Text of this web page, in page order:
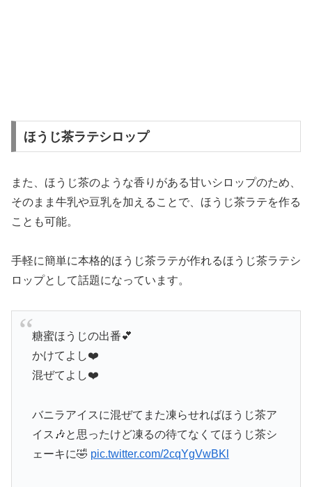
ほうじ茶ラテシロップ
また、ほうじ茶のような香りがある甘いシロップのため、
そのまま牛乳や豆乳を加えることで、ほうじ茶ラテを作る
ことも可能。
手軽に簡単に本格的ほうじ茶ラテが作れるほうじ茶ラテシ
ロップとして話題になっています。
糖蜜ほうじの出番💕
かけてよし❤️
混ぜてよし❤️
バニラアイスに混ぜてまた凍らせればほうじ茶ア
イス🎶と思ったけど凍るの待てなくてほうじ茶シ
ェーキに🤣 pic.twitter.com/2cqYgVwBKl